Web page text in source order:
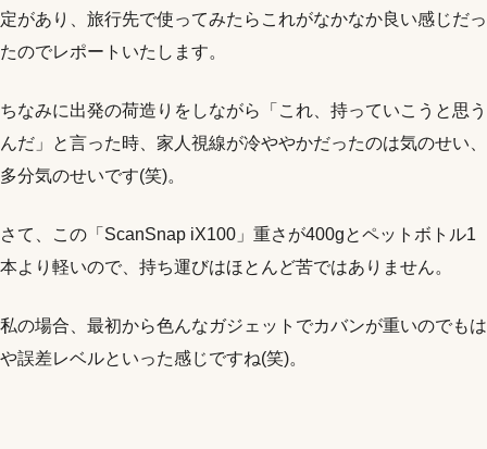
定があり、旅行先で使ってみたらこれがなかなか良い感じだっ
たのでレポートいたします。
ちなみに出発の荷造りをしながら「これ、持っていこうと思う
んだ」と言った時、家人視線が冷ややかだったのは気のせい、
多分気のせいです(笑)。
さて、この「ScanSnap iX100」重さが400gとペットボトル1
本より軽いので、持ち運びはほとんど苦ではありません。
私の場合、最初から色んなガジェットでカバンが重いのでもは
や誤差レベルといった感じですね(笑)。